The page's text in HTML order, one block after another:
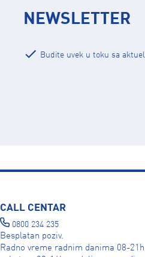
NEWSLETTER
Budite uvek u toku sa
CALL CENTAR
0800 234 235
Besplatan poziv.
Radno vreme radnim danima 08-